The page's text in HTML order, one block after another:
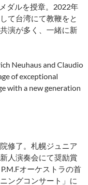
ダルを授章。2022年
て台湾にて教鞭をと
演が多く、一緒に新
Neuhaus and Claudio
of exceptional
with a new generation
修了。札幌ジュニア
人演奏会にて奨励賞
オーケストラの首
ングコンサート」に